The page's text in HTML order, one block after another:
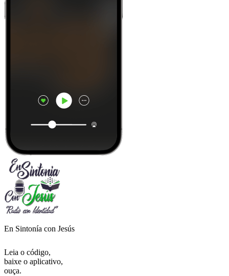
En Sintonía con Jesús
Leia o código,
baixe o aplicativo,
ouça.